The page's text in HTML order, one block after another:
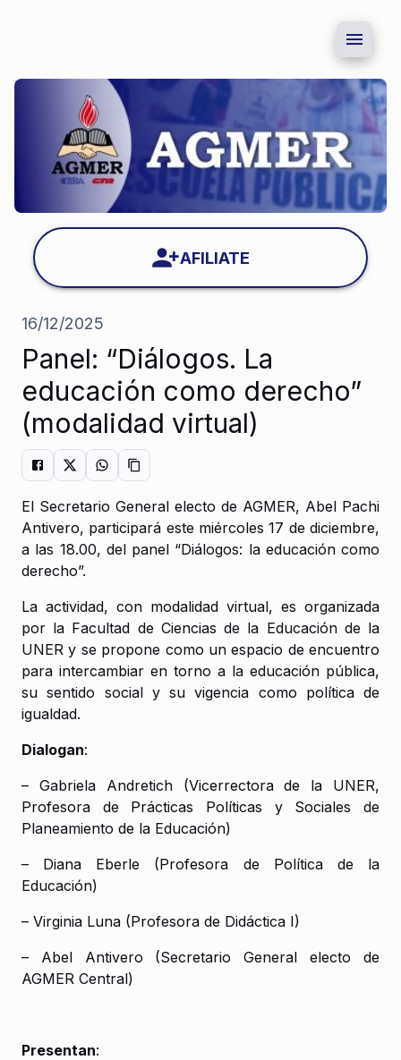
AFILIATE
16/12/2025
Panel: “Diálogos. La
educación como derecho”
(modalidad virtual)
El Secretario General electo de AGMER, Abel Pachi
Antivero, participará este miércoles 17 de diciembre,
a las 18.00, del panel “Diálogos: la educación como
derecho”.
La actividad, con modalidad virtual, es organizada
por la Facultad de Ciencias de la Educación de la
UNER y se propone como un espacio de encuentro
para intercambiar en torno a la educación pública,
su sentido social y su vigencia como política de
igualdad.
Dialogan:
– Gabriela Andretich (Vicerrectora de la UNER,
Profesora de Prácticas Políticas y Sociales de
Planeamiento de la Educación)
– Diana Eberle (Profesora de Política de la
Educación)
– Virginia Luna (Profesora de Didáctica I)
– Abel Antivero (Secretario General electo de
AGMER Central)
Presentan: